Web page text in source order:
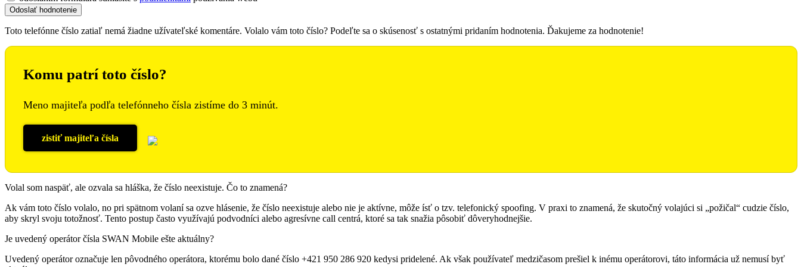
Toto telefónne číslo zatiaľ nemá žiadne užívateľské komentáre. Volalo vám toto číslo? Podeľte sa o skúsenosť s ostatnými pridaním hodnotenia. Ďakujeme za hodnotenie!
Komu patrí toto číslo?
Meno majiteľa podľa telefónneho čísla zistíme do 3 minút.
zistiť majiteľa čísla
Volal som naspäť, ale ozvala sa hláška, že číslo neexistuje. Čo to znamená?
Ak vám toto číslo volalo, no pri spätnom volaní sa ozve hlásenie, že číslo neexistuje alebo nie je aktívne, môže ísť o tzv. telefonický spoofing. V praxi to znamená, že skutočný volajúci si „požičal“ cudzie číslo,
aby skryl svoju totožnosť. Tento postup často využívajú podvodníci alebo agresívne call centrá, ktoré sa tak snažia pôsobiť dôveryhodnejšie.
Je uvedený operátor čísla SWAN Mobile ešte aktuálny?
Uvedený operátor označuje len pôvodného operátora, ktorému bolo dané číslo +421 950 286 920 kedysi pridelené. Ak však používateľ medzičasom prešiel k inému operátorovi, táto informácia už nemusí byť